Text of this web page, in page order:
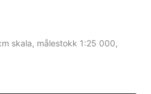
skala, målestokk 1:25 000,